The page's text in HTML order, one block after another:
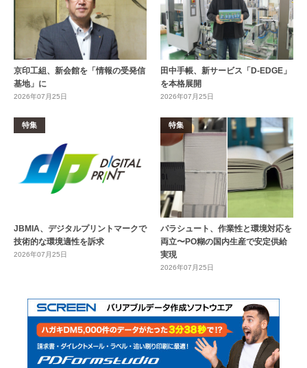
京印工組、新会館を「情報の受発信
基地」に
2026年07月25日
田中手帳、新サービス「D-EDGE」
を本格展開
2026年07月25日
特集
JBMIA、デジタルプリントマークで
技術的な環境適性を訴求
2026年07月25日
特集
パラシュート、作業性と環境対応を
両立〜PO糊の国内生産で安定供給
実現
2026年07月25日